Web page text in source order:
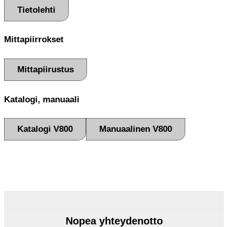
Tietolehti
Mittapiirrokset
Mittapiirustus
Katalogi, manuaali
Katalogi V800 Manuaalinen V800
Nopea yhteydenotto